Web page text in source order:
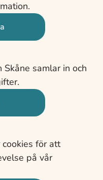
samlar in och
för att
på vår